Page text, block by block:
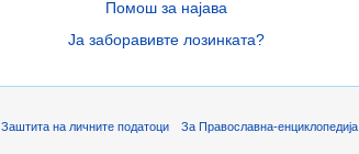
Помош за најава
Ја заборавивте лозинката?
Заштита на личните податоци За Православна-енциклопедија